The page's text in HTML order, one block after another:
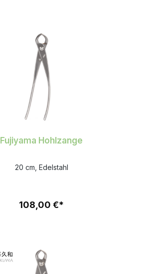
Fujiyama Hohlzange
20 cm, Edelstahl
108,00 €*